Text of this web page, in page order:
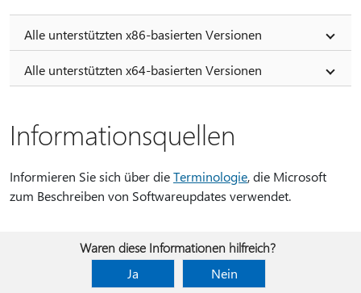
Alle unterstützten x86-basierten Versionen
Alle unterstützten x64-basierten Versionen
Informationsquellen
Informieren Sie sich über dieTerminologie, die Microsoft
zum Beschreiben von Softwareupdates verwendet.
Waren diese Informationen hilfreich?
Ja
Nein